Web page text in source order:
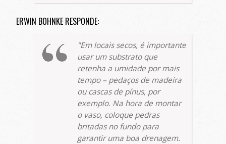
ERWIN BOHNKE RESPONDE:
Em locais secos, é importante
usar um substrato que
retenha a umidade por mais
tempo – pedaços de madeira
ou cascas de pínus, por
exemplo. Na hora de montar
o vaso, coloque pedras
britadas no fundo para
garantir uma boa drenagem.